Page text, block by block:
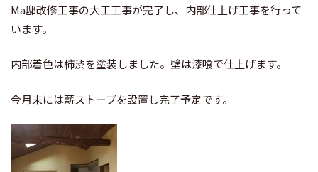
Ma邸改修工事の大工工事が完了し、内部仕上げ工事を行って
います。
内部着色は柿渋を塗装しました。壁は漆喰で仕上げます。
今月末には薪ストーブを設置し完了予定です。